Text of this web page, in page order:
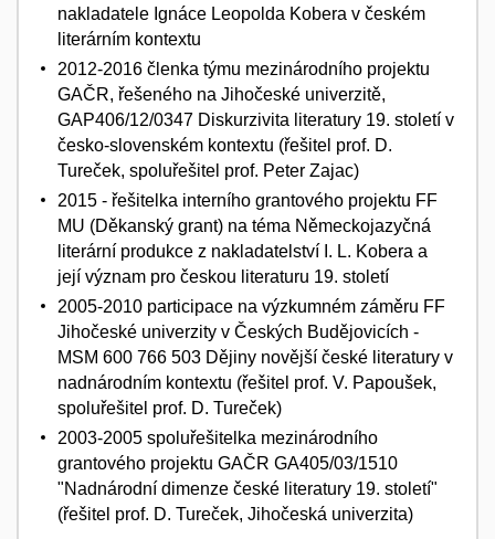
nakladatele Ignáce Leopolda Kobera v českém
literárním kontextu
2012-2016 členka týmu mezinárodního projektu
GAČR, řešeného na Jihočeské univerzitě,
GAP406/12/0347 Diskurzivita literatury 19. století v
česko-slovenském kontextu (řešitel prof. D.
Tureček, spoluřešitel prof. Peter Zajac)
2015 - řešitelka interního grantového projektu FF
MU (Děkanský grant) na téma Německojazyčná
literární produkce z nakladatelství I. L. Kobera a
její význam pro českou literaturu 19. století
2005-2010 participace na výzkumném záměru FF
Jihočeské univerzity v Českých Budějovicích -
MSM 600 766 503 Dějiny novější české literatury v
nadnárodním kontextu (řešitel prof. V. Papoušek,
spoluřešitel prof. D. Tureček)
2003-2005 spoluřešitelka mezinárodního
grantového projektu GAČR GA405/03/1510
"Nadnárodní dimenze české literatury 19. století"
(řešitel prof. D. Tureček, Jihočeská univerzita)